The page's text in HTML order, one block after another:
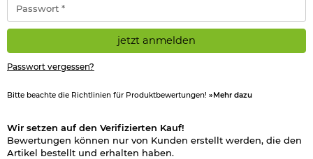
Jahren - Dieser Artikel kann nur versendet werden, wenn Sie
uns einenAltersnachweiszusenden, sofern uns dieser noch
nicht vorliegt. (Bitte den Link:"Altersnachweis"
Infos anklicken.)
Umgang mit Druckluft-, Federdruckwaffen und CO2-Waffen
Herstellerinformationen
jetzt anmelden
Passwort vergessen?
Bitte beachte die Richtlinien für Produktbewertungen! »Mehr dazu
Wir setzen auf den Verifizierten Kauf!
Bewertungen können nur von Kunden erstellt werden, die den
Artikel bestellt und erhalten haben.